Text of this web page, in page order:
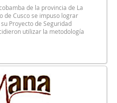
de la provincia de La
de Cusco se impuso lograr
Proyecto de Seguridad
utilizar la metodología